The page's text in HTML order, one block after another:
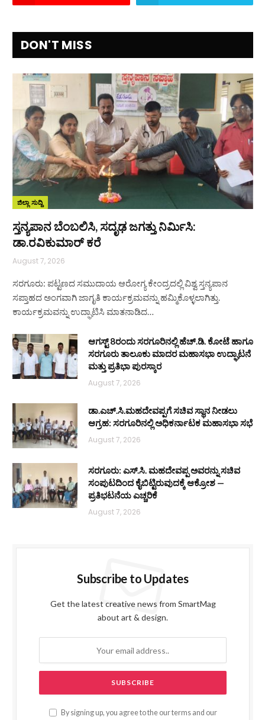
DON'T MISS
ಜಿಲ್ಲಾ ಸುದ್ದಿ
ಸ್ತನ್ಯಪಾನ ಬೆಂಬಲಿಸಿ, ಸದೃಢ ಜಗತ್ತು ನಿರ್ಮಿಸಿ:
ಡಾ.ರವಿಕುಮಾರ್ ಕರೆ
August 7, 2026
ಸರಗೂರು: ಪಟ್ಟಣದ ಸಮುದಾಯ ಆರೋಗ್ಯ ಕೇಂದ್ರದಲ್ಲಿ ವಿಶ್ವ ಸ್ತನ್ಯಪಾನ
ಸಪ್ತಾಹದ ಅಂಗವಾಗಿ ಜಾಗೃತಿ ಕಾರ್ಯಕ್ರಮವನ್ನು ಹಮ್ಮಿಕೊಳ್ಳಲಾಗಿತ್ತು.
ಕಾರ್ಯಕ್ರಮವನ್ನು ಉದ್ಘಾಟಿಸಿ ಮಾತನಾಡಿದ…
ಆಗಸ್ಟ್ 8ರಂದು ಸರಗೂರಿನಲ್ಲಿ ಹೆಚ್.ಡಿ. ಕೋಟೆ ಹಾಗೂ
ಸರಗೂರು ತಾಲೂಕು ಮಾದರ ಮಹಾಸಭಾ ಉದ್ಘಾಟನೆ
ಮತ್ತು ಪ್ರತಿಭಾ ಪುರಸ್ಕಾರ
August 7, 2026
ಡಾ.ಎಚ್.ಸಿ.ಮಹದೇವಪ್ಪಗೆ ಸಚಿವ ಸ್ಥಾನ ನೀಡಲು
ಆಗ್ರಹ: ಸರಗೂರಿನಲ್ಲಿ ಅಧಿಕರ್ನಾಟಕ ಮಹಾಸಭಾ ಸಭೆ
August 7, 2026
ಸರಗೂರು: ಎಸ್.ಸಿ. ಮಹದೇವಪ್ಪ ಅವರನ್ನು ಸಚಿವ
ಸಂಪುಟದಿಂದ ಕೈಬಿಟ್ಟಿರುವುದಕ್ಕೆ ಆಕ್ರೋಶ —
ಪ್ರತಿಭಟನೆಯ ಎಚ್ಚರಿಕೆ
August 7, 2026
Subscribe to Updates
Get the latest creative news from SmartMag
about art & design.
By signing up, you agree to the our terms and our